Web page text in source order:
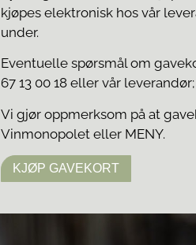
kjøpes elektronisk hos vår
under.
Eventuelle spørsmål om
67 13 00 18 eller vår leverandør;
Vi gjør oppmerksom på at
Vinmonopolet eller MENY.
KJØP GAVEKORT